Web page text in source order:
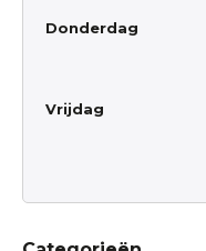
Donderdag
Vrijdag